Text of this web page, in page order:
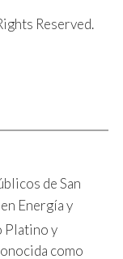
Reserved.
de San
Energía y
Platino y
como